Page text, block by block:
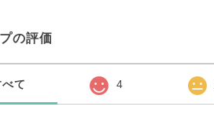
の評価
て 4